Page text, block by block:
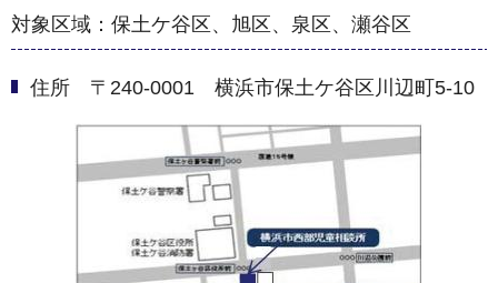
対象区域：保土ケ谷区、旭区、泉区、瀬谷区
住所 〒240-0001 横浜市保土ケ谷区川辺町5-10